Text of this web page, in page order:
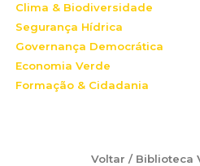
Clima & Biodiversidade
Segurança Hídrica
Governança Democrática
Economia Verde
Formação & Cidadania
Voltar / Biblioteca